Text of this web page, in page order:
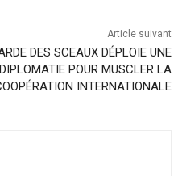
Article suivant
DES SCEAUX DÉPLOIE UNE
POUR MUSCLER LA
INTERNATIONALE